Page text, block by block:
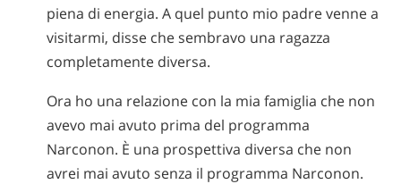
piena di energia. A quel punto mio padre venne a
visitarmi, disse che sembravo una ragazza
completamente diversa.
Ora ho una relazione con la mia famiglia che non
avevo mai avuto prima del programma
Narconon. È una prospettiva diversa che non
avrei mai avuto senza il programma Narconon.